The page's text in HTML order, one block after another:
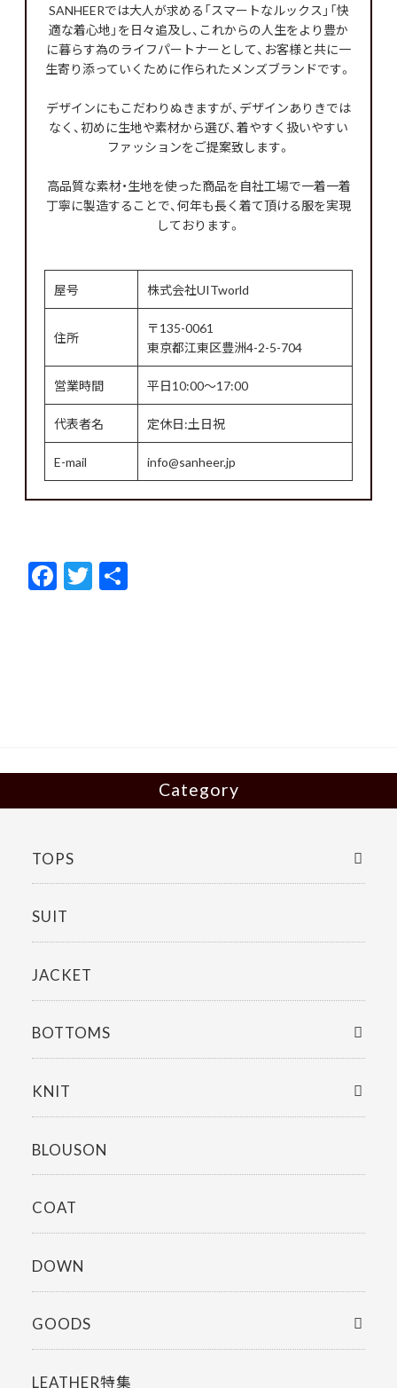
SANHEERでは大人が求める「スマートなルックス」「快
適な着心地」を日々追及し、これからの人生をより豊か
に暮らす為のライフパートナーとして、お客様と共に一
生寄り添っていくために作られたメンズブランドです。
デザインにもこだわりぬきますが、デザインありきでは
なく、初めに生地や素材から選び、着やすく扱いやすい
ファッションをご提案致します。
高品質な素材・生地を使った商品を自社工場で一着一着
丁寧に製造することで、何年も長く着て頂ける服を実現
しております。
屋号 株式会社UITworld
住所
〒135-0061
東京都江東区豊洲4-2-5-704
営業時間 平日10:00～17:00
代表者名 定休日:土日祝
E-mail info@sanheer.jp
F
ac
T
w
Category
TOPS
SUIT
JACKET
BOTTOMS
KNIT
BLOUSON
COAT
DOWN
GOODS
LEATHER特集